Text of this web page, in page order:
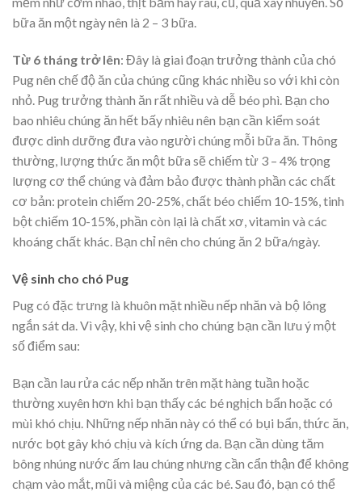
bữa ăn một ngày nên là 2 – 3 bữa.
Từ 6 tháng trở lên: Đây là giai đoạn trưởng thành của chó
Pug nên chế độ ăn của chúng cũng khác nhiều so với khi còn
nhỏ. Pug trưởng thành ăn rất nhiều và dễ béo phì. Bạn cho
bao nhiêu chúng ăn hết bấy nhiêu nên bạn cần kiểm soát
được dinh dưỡng đưa vào người chúng mỗi bữa ăn. Thông
thường, lượng thức ăn một bữa sẽ chiếm từ 3 – 4% trọng
lượng cơ thể chúng và đảm bảo được thành phần các chất
cơ bản: protein chiếm 20-25%, chất béo chiếm 10-15%, tinh
bột chiếm 10-15%, phần còn lại là chất xơ, vitamin và các
khoáng chất khác. Bạn chỉ nên cho chúng ăn 2 bữa/ngày.
Vệ sinh cho chó Pug
Pug có đặc trưng là khuôn mặt nhiều nếp nhăn và bộ lông
ngắn sát da. Vì vậy, khi vệ sinh cho chúng bạn cần lưu ý một
số điểm sau:
Bạn cần lau rửa các nếp nhăn trên mặt hàng tuần hoặc
thường xuyên hơn khi bạn thấy các bé nghịch bẩn hoặc có
mùi khó chịu. Những nếp nhăn này có thể có bụi bẩn, thức ăn,
nước bọt gây khó chịu và kích ứng da. Bạn cần dùng tăm
bông nhúng nước ấm lau chúng nhưng cần cẩn thận để không
chạm vào mắt, mũi và miệng của các bé. Sau đó, bạn có thể